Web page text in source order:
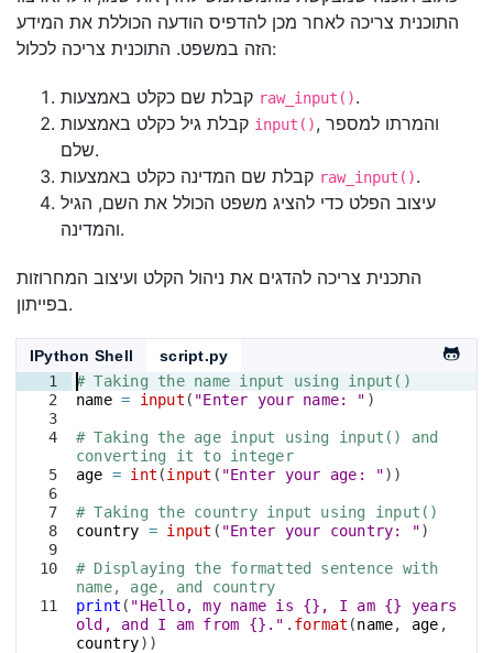
התוכנית צריכה לאחר מכן להדפיס הודעה הכוללת את המידע
הזה במשפט. התוכנית צריכה לכלול:
raw_input().
input(), והמרתו למספר
שלם.
raw_input().
עיצוב הפלט כדי להציג משפט הכולל את השם, הגיל
והמדינה.
התכנית צריכה להדגים את ניהול הקלט ועיצוב המחרוזות
בפייתון.
IPython Shell
script.py
1
2
3
4
5
6
7
8
9
10
11
# Taking the name input using input()
name = input ( "Enter your name: " )
# Taking the age input using input() and
converting it to integer
age = int (input ( "Enter your age: "))
# Taking the country input using input()
country = input ( "Enter your country: ")
# Displaying the formatted sentence with
name, age, and country
print ( "Hello, my name is {}, I am {} years
old, and I am from {}." . format (name, age ,
country))